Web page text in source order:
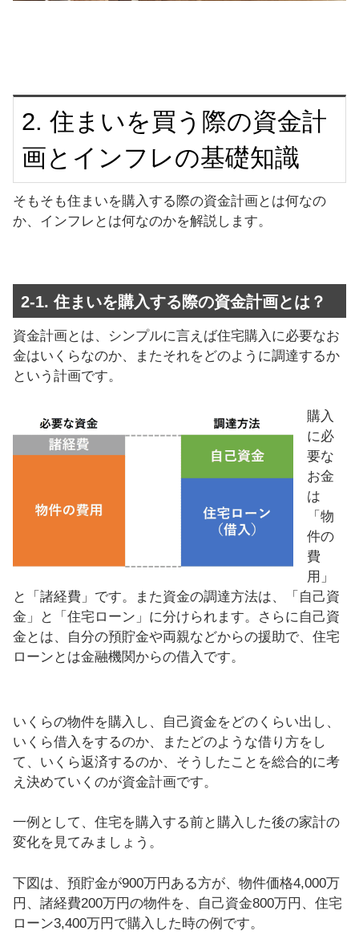
2. 住まいを買う際の資金計
画とインフレの基礎知識
そもそも住まいを購入する際の資金計画とは何なの
か、インフレとは何なのかを解説します。
2-1. 住まいを購入する際の資金計画とは？
資金計画とは、シンプルに言えば住宅購入に必要なお
金はいくらなのか、またそれをどのように調達するか
という計画です。
購入
に必
要な
お金
は
「物
件の
費
用」
と「諸経費」です。また資金の調達方法は、「自己資
金」と「住宅ローン」に分けられます。さらに自己資
金とは、自分の預貯金や両親などからの援助で、住宅
ローンとは金融機関からの借入です。
いくらの物件を購入し、自己資金をどのくらい出し、
いくら借入をするのか、またどのような借り方をし
て、いくら返済するのか、そうしたことを総合的に考
え決めていくのが資金計画です。
一例として、住宅を購入する前と購入した後の家計の
変化を見てみましょう。
下図は、預貯金が900万円ある方が、物件価格4,000万
円、諸経費200万円の物件を、自己資金800万円、住宅
ローン3,400万円で購入した時の例です。